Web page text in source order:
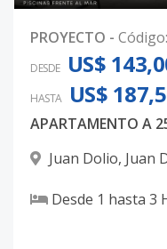
PROYECTO - Código:
DESDE US$
HASTA US$
Juan Dolio, Juan
Desde 1 hasta 3